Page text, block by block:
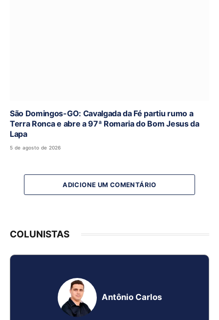
São Domingos-GO: Cavalgada da Fé partiu rumo a
Terra Ronca e abre a 97ª Romaria do Bom Jesus da
Lapa
5 de agosto de 2026
ADICIONE UM COMENTÁRIO
COLUNISTAS
Antônio Carlos